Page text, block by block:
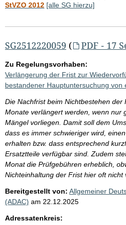
StVZO 2012 [alle SG hierzu]
SG2512220059 ( PDF - 17
Zu Regelungsvorhaben:
Verlängerung der Frist zur
bestandener Hauptuntersuchung von
Die Nachfrist beim Nichtbestehen der
Monate verlängert werden, wenn nur
Mängel vorliegen. Damit soll dem
dass es immer schwieriger wird,
erhalten bzw. dass entsprechend
Ersatztteile verfügbar sind. Zudem
Monat die Prüfgebühren erheblich,
Nichteinhaltung der Frist hier oft nicht
Bereitgestellt von: Allgemeiner
(ADAC) am 22.12.2025
Adressatenkreis: